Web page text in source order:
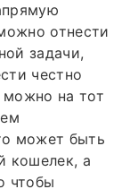
отнести
задачи,
честно
можно на тот
может быть
кошелек, а
чтобы